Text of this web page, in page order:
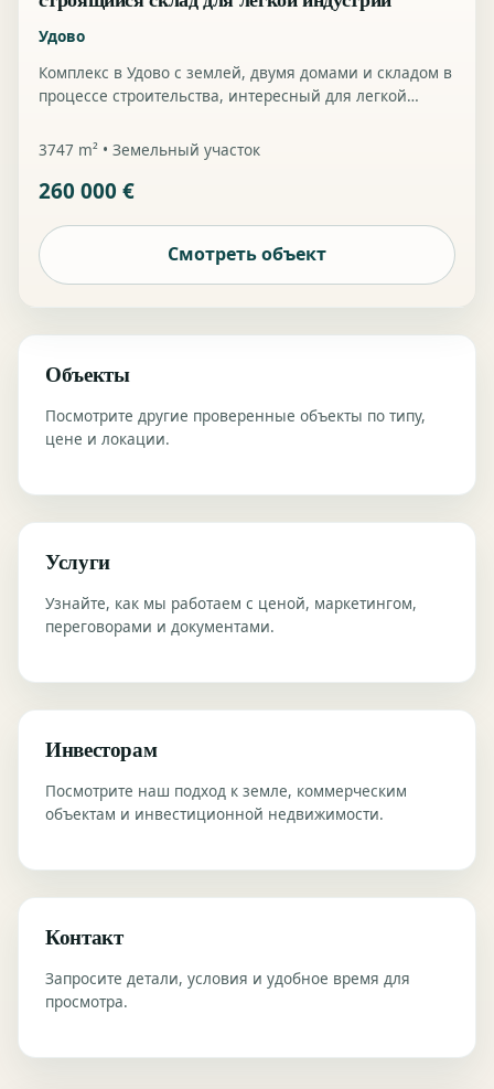
Удово
Комплекс в Удово с землей, двумя домами и складом в
процессе строительства, интересный для легкой
использования.
3747 m² • Земельный участок
260 000 €
Смотреть объект
Объекты
Посмотрите другие проверенные объекты по типу,
цене и локации.
Услуги
Узнайте, как мы работаем с ценой, маркетингом,
переговорами и документами.
Инвесторам
Посмотрите наш подход к земле, коммерческим
объектам и инвестиционной недвижимости.
Контакт
Запросите детали, условия и удобное время для
просмотра.